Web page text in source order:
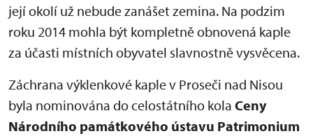
její okolí už nebude zanášet zemina. Na podzim
roku 2014 mohla být kompletně obnovená kaple
za účasti místních obyvatel slavnostně vysvěcena.
Záchrana výklenkové kaple v Proseči nad Nisou
byla nominována do celostátního kola Ceny
Národního památkového ústavu Patrimonium